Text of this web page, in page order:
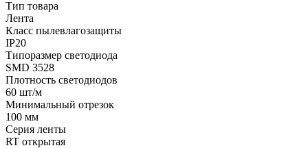
Тип товара
Лента
Класс пылевлагозащиты
IP20
Типоразмер светодиода
SMD 3528
Плотность светодиодов
60 шт/м
Минимальный отрезок
100 мм
Серия ленты
RT открытая